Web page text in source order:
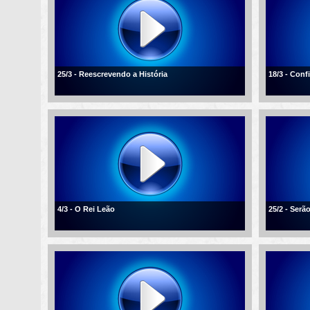
25/3 - Reescrevendo a História 18/3 -
4/3 - O Rei Leão 25/2 -